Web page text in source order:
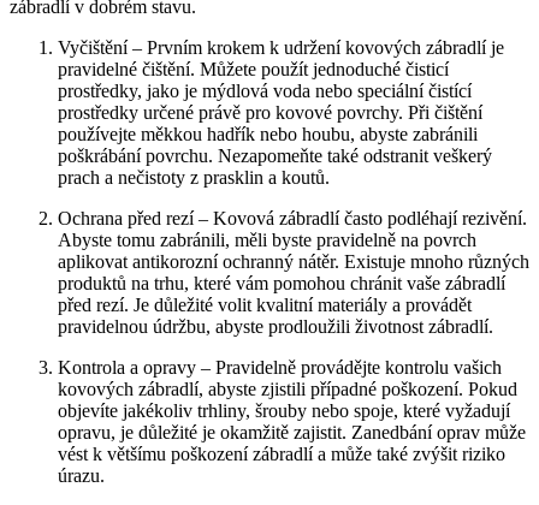
zábradlí v dobrém stavu.
Vyčištění – Prvním krokem k udržení kovových zábradlí je
pravidelné čištění. Můžete použít jednoduché čisticí
prostředky, jako je mýdlová voda nebo speciální čistící
prostředky určené právě pro kovové povrchy. Při čištění
používejte měkkou hadřík nebo houbu, abyste zabránili
poškrábání povrchu. Nezapomeňte také odstranit veškerý
prach a nečistoty z prasklin a koutů.
Ochrana před rezí – Kovová zábradlí často podléhají rezivění.
Abyste tomu zabránili, měli byste pravidelně na povrch
aplikovat antikorozní ochranný nátěr. Existuje mnoho různých
produktů na trhu, které vám pomohou chránit vaše zábradlí
před rezí. Je důležité volit kvalitní materiály a provádět
pravidelnou údržbu, abyste prodloužili životnost zábradlí.
Kontrola a opravy – Pravidelně provádějte kontrolu vašich
kovových zábradlí, abyste zjistili případné poškození. Pokud
objevíte jakékoliv trhliny, šrouby nebo spoje, které vyžadují
opravu, je důležité je okamžitě zajistit. Zanedbání oprav může
vést k většímu poškození zábradlí a může také zvýšit riziko
úrazu.